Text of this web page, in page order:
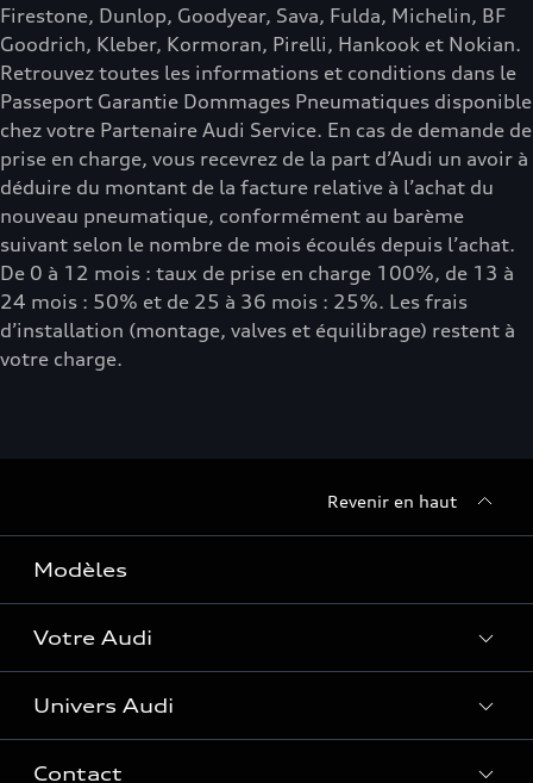
Firestone, Dunlop, Goodyear, Sava, Fulda, Michelin, BF
Goodrich, Kleber, Kormoran, Pirelli, Hankook et Nokian.
Retrouvez toutes les informations et conditions dans le
Passeport Garantie Dommages Pneumatiques disponible
chez votre Partenaire Audi Service. En cas de demande de
prise en charge, vous recevrez de la part d’Audi un avoir à
déduire du montant de la facture relative à l’achat du
nouveau pneumatique, conformément au barème
suivant selon le nombre de mois écoulés depuis l’achat.
De 0 à 12 mois : taux de prise en charge 100%, de 13 à
24 mois : 50% et de 25 à 36 mois : 25%. Les frais
d’installation (montage, valves et équilibrage) restent à
votre charge.
Revenir en haut
Modèles
Votre Audi
Entretenir et réparer mon Audi
Accessoires et équipements
Univers Audi
Contact